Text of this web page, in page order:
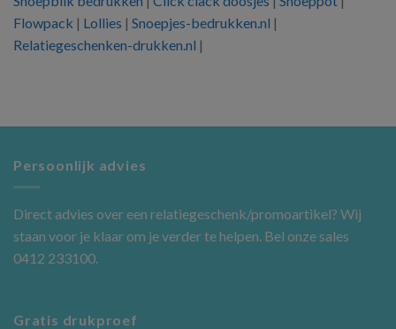
Flowpack | Lollies | Snoepjes-bedrukken.nl |
Relatiegeschenken-drukken.nl |
Persoonlijk advies
Direct advies over een relatiegeschenk/promoartikel? Wij
staan voor je klaar om je verder te helpen. Bel onze sales
0412 233100.
Gratis drukproef